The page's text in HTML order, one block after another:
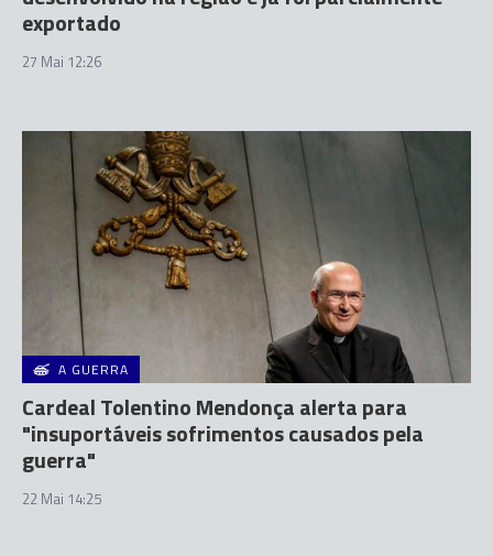
exportado
27 Mai 12:26
A GUERRA
Cardeal Tolentino Mendonça alerta para
"insuportáveis sofrimentos causados pela
guerra"
22 Mai 14:25